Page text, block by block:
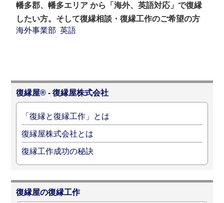
幡多郡、幡多エリア から「海外、英語対応」で復縁
したい方。そして復縁相談・復縁工作のご希望の方
海外事業部 英語
復縁屋® - 復縁屋株式会社
「復縁と復縁工作」とは
復縁屋株式会社とは
復縁工作成功の秘訣
復縁屋の復縁工作